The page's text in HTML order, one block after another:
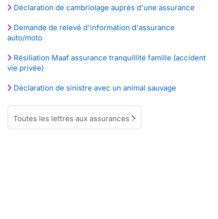
Déclaration de cambriolage auprès d'une assurance
Demande de relevé d'information d'assurance
auto/moto
Résiliation Maaf assurance tranquillité famille (accident
vie privée)
Déclaration de sinistre avec un animal sauvage
Toutes les lettres aux assurances